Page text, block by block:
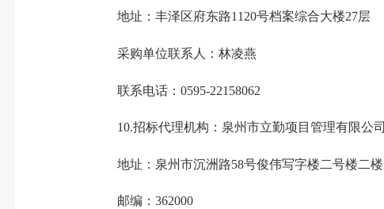
地址：丰泽区府东路1120号档案综合大楼27层
采购单位联系人：林凌燕
联系电话：0595-22158062
10.招标代理机构：泉州市立勤项目管理有限公司
地址：泉州市沉洲路58号俊伟写字楼二号楼二楼
邮编：362000